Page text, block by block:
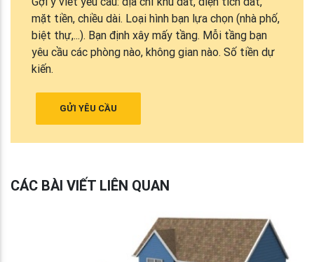
mặt tiền, chiều dài. Loại hình bạn lựa chọn (nhà phố,
biệt thự,...). Bạn định xây mấy tầng. Mỗi tầng bạn
yêu cầu các phòng nào, không gian nào. Số tiền dự
kiến.
GỬI YÊU CẦU
CÁC BÀI VIẾT LIÊN QUAN